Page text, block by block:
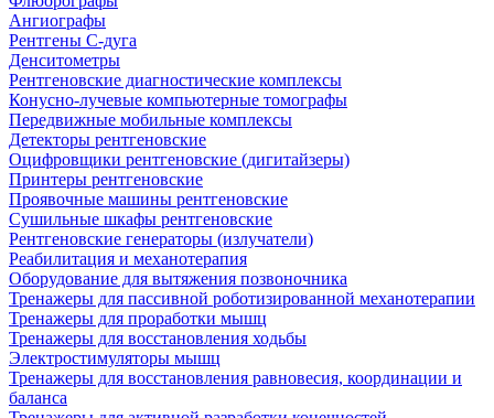
Ангиографы
Рентгены С-дуга
Денситометры
Рентгеновские диагностические комплексы
Конусно-лучевые компьютерные томографы
Передвижные мобильные комплексы
Детекторы рентгеновские
Оцифровщики рентгеновские (дигитайзеры)
Принтеры рентгеновские
Проявочные машины рентгеновские
Сушильные шкафы рентгеновские
Рентгеновские генераторы (излучатели)
Реабилитация и механотерапия
Оборудование для вытяжения позвоночника
Тренажеры для пассивной роботизированной механотерапии
Тренажеры для проработки мышц
Тренажеры для восстановления ходьбы
Электростимуляторы мышц
Тренажеры для восстановления равновесия, координации и
баланса